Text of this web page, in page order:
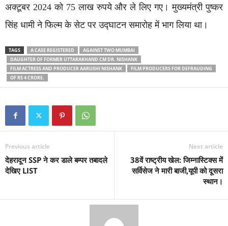
अक्टूबर 2024 को 75 लाख रुपये और ले लिए गए। मुख्यमंत्री पुष्कर
सिंह धामी ने फिल्म के सेट पर उद्घाटन समारोह में भाग लिया था।
TAGS A CASE REGISTERED
AGAINST TWO MUMBAI
DAUGHTER OF FORMER UTTARAKHAND CM DR. NISHANK
FILM ACTRESS AND PRODUCER AARUSHI NISHANK
FILM PRODUCERS FOR DEFRAUDING
OF RS 4 CRORE.
Previous article
देहरादून SSP ने कर डाले बम्पर तबादले
देखिए LIST
Next article
38वें राष्ट्रीय खेल: जिम्नास्टिक्स में
सर्विसेज ने मारी बाजी,यूपी को दूसरा
स्थान।